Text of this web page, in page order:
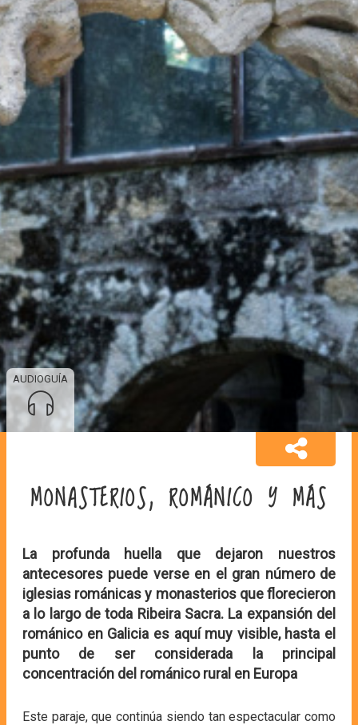
AUDIOGUÍA
MONASTERIOS, ROMÁNICO Y MÁS
La profunda huella que dejaron nuestros
antecesores puede verse en el gran número de
iglesias románicas y monasterios que florecieron
a lo largo de toda Ribeira Sacra. La expansión del
románico en Galicia es aquí muy visible, hasta el
punto de ser considerada la principal
concentración del románico rural en Europa
Este paraje, que continúa siendo tan espectacular como